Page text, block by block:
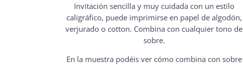
Invitación sencilla y muy cuidada con un estilo
caligráfico, puede imprimirse en papel de algodón,
verjurado o cotton. Combina con cualquier tono de
sobre.
En la muestra podéis ver cómo combina con sobre